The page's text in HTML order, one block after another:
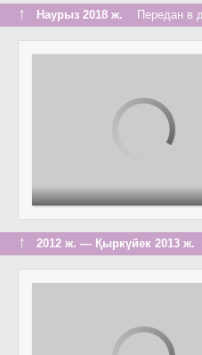
↑ Наурыз 2018 ж. Передан в
↑ 2012 ж. — Қыркүйек 2013 ж.